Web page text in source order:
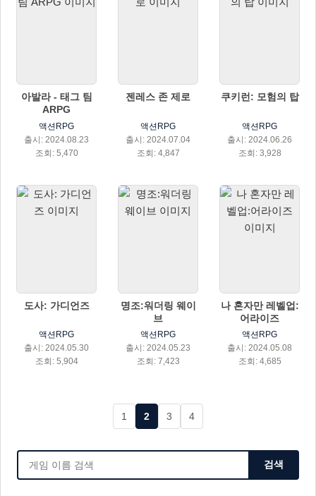
아발라 - 태그 팀
ARPG
액션RPG
출시: 2024.08.23
조회: 5,470
젠레스 존 제로
액션RPG
출시: 2024.07.04
조회: 4,847
쿠키런: 모험의 탑
액션RPG
출시: 2024.06.26
조회: 3,928
도사: 가디언즈
액션RPG
출시: 2024.05.30
조회: 5,904
명조:워더링 웨이
브
액션RPG
출시: 2024.05.23
조회: 7,423
나 혼자만 레벨업:
어라이즈
액션RPG
출시: 2024.05.08
조회: 4,685
1 2 3 4
검색